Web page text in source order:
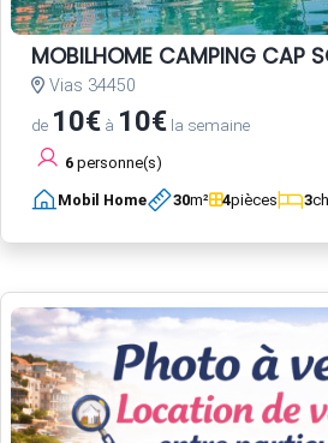
MOBILHOME CAMPING CAP
Vias 34450
de 10€ à 10€ la semaine
6 personne(s)
Mobil Home 30m² 4pièces 3